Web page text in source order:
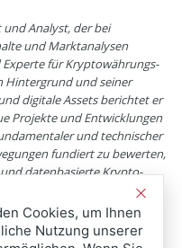
Analyst, der bei
und Marktanalysen
für Kryptowährungs-
Hintergrund und seiner
digitale Assets berichtet er
Projekte und Entwicklungen
und technischer
fundiert zu bewerten,
datenbasierte Krypto-
er besonderen Wert auf
Leser bei fundierten
Cookies, um Ihnen
Nutzung unserer